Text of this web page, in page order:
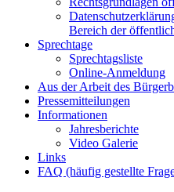
Bereich der
Sprechtage
Sprechtagsliste
Online-Anmeldung
Aus der Arbeit des
Pressemitteilungen
Informationen
Jahresberichte
Video Galerie
Links
FAQ (häufig gestellte